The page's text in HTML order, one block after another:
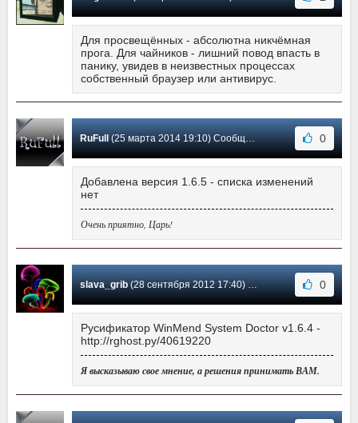
Для просвещённых - абсолютна никчёмная
прога. Для чайников - лишний повод впасть в
панику, увидев в неизвестных процессах
собственный браузер или антивирус.
RuFull(25 марта 2014 19:10) Сообщение #9 0
Добавлена версия 1.6.5 - списка изменений
нет
Очень приятно, Царь!
slava_grib(28 сентября 2012 17:40) Сообщение #8 0
Русификатор WinMend System Doctor v1.6.4 -
http://rghost.ру/40619220
Я высказываю свое мнение, а решения принимать ВАМ.